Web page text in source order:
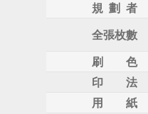
規 劃 者
全張枚數
刷 色
印 法
用 紙